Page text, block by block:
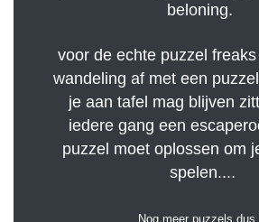
beloning.
voor de echte puzzel
wandeling af met een
je aan tafel mag blijven
iedere gang een
puzzel moet oplossen om
spelen....
Nog meer puzzels